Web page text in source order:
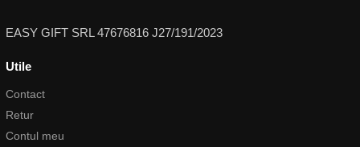
EASY GIFT SRL 47676816 J27/191/2023
Utile
Contact
Retur
Contul meu